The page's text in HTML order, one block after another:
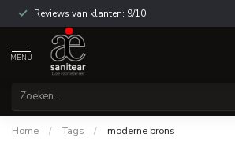
Reviews van klanten: 9/10
MENU
Home / Tags / moderne brons